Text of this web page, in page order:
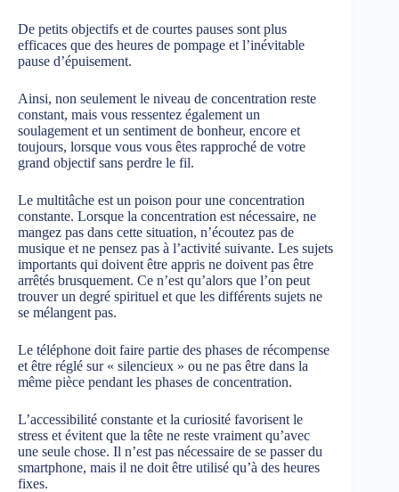
De petits objectifs et de courtes pauses sont plus
efficaces que des heures de pompage et l’inévitable
pause d’épuisement.
Ainsi, non seulement le niveau de concentration reste
constant, mais vous ressentez également un
soulagement et un sentiment de bonheur, encore et
toujours, lorsque vous vous êtes rapproché de votre
grand objectif sans perdre le fil.
Le multitâche est un poison pour une concentration
constante. Lorsque la concentration est nécessaire, ne
mangez pas dans cette situation, n’écoutez pas de
musique et ne pensez pas à l’activité suivante. Les sujets
importants qui doivent être appris ne doivent pas être
arrêtés brusquement. Ce n’est qu’alors que l’on peut
trouver un degré spirituel et que les différents sujets ne
se mélangent pas.
Le téléphone doit faire partie des phases de récompense
et être réglé sur « silencieux » ou ne pas être dans la
même pièce pendant les phases de concentration.
L’accessibilité constante et la curiosité favorisent le
stress et évitent que la tête ne reste vraiment qu’avec
une seule chose. Il n’est pas nécessaire de se passer du
smartphone, mais il ne doit être utilisé qu’à des heures
fixes.